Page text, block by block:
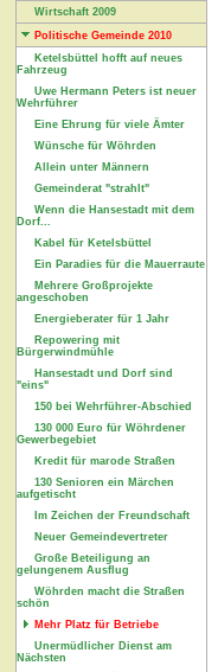
Wirtschaft 2009
Politische Gemeinde 2010
Ketelsbüttel hofft auf neues
Fahrzeug
Uwe Hermann Peters ist neuer
Wehrführer
Eine Ehrung für viele Ämter
Wünsche für Wöhrden
Allein unter Männern
Gemeinderat "strahlt"
Wenn die Hansestadt mit dem
Dorf...
Kabel für Ketelsbüttel
Ein Paradies für die Mauerraute
Mehrere Großprojekte
angeschoben
Energieberater für 1 Jahr
Repowering mit
Bürgerwindmühle
Hansestadt und Dorf sind
"eins"
150 bei Wehrführer-Abschied
130 000 Euro für Wöhrdener
Gewerbegebiet
Kredit für marode Straßen
130 Senioren ein Märchen
aufgetischt
Im Zeichen der Freundschaft
Neuer Gemeindevertreter
Große Beteiligung an
gelungenem Ausflug
Wöhrden macht die Straßen
schön
Mehr Platz für Betriebe
Unermüdlicher Dienst am
Nächsten